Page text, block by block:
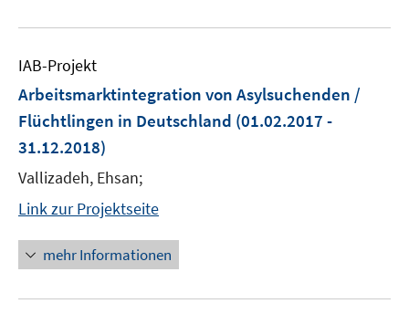
IAB-Projekt
Arbeitsmarktintegration von Asylsuchenden /
Flüchtlingen in Deutschland (01.02.2017 -
31.12.2018)
Vallizadeh, Ehsan;
Link zur Projektseite
mehr Informationen